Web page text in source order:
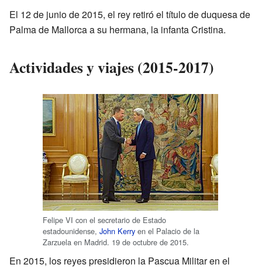
El 12 de junio de 2015, el rey retiró el título de duquesa de
Palma de Mallorca a su hermana, la infanta Cristina.
Actividades y viajes (2015-2017)
Felipe VI con el secretario de Estado
estadounidense, John Kerry en el Palacio de la
Zarzuela en Madrid. 19 de octubre de 2015.
En 2015, los reyes presidieron la Pascua Militar en el